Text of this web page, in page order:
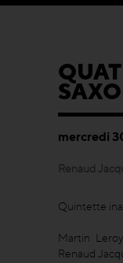
mercredi
Renaud
Quintette
Martin
Renaud